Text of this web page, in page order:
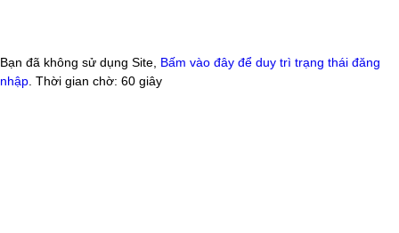
Bạn đã không sử dụng Site, Bấm vào đây để duy trì trạng thái đăng
nhập . Thời gian chờ: 60 giây